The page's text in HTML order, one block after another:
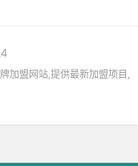
加盟网站,提供最新加盟项目,